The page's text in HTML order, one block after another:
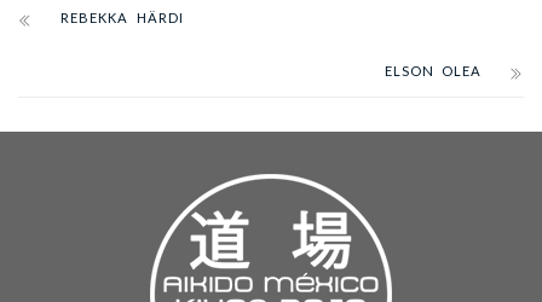
REBEKKA HÄRDI
ELSON OLEA